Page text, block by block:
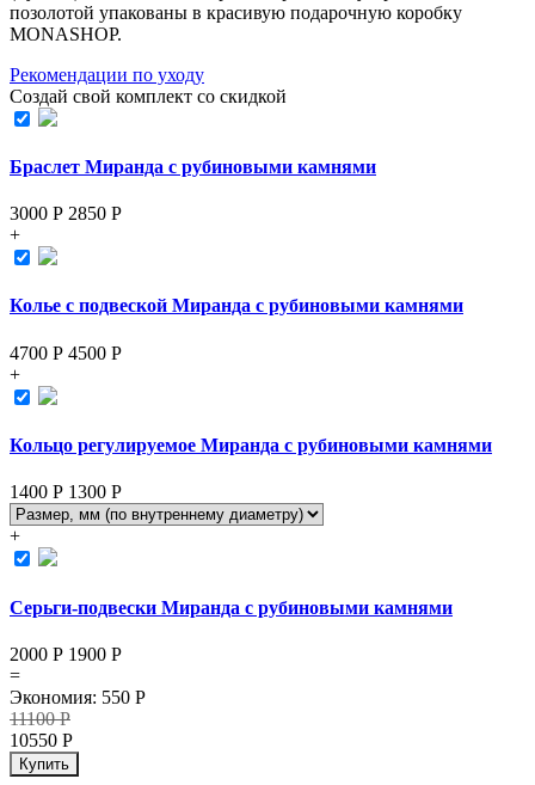
позолотой упакованы в красивую подарочную коробку
MONASHOP.
Рекомендации по уходу
Создай свой комплект со скидкой
Браслет Миранда с рубиновыми камнями
3000 Р 2850 Р
+
Колье с подвеской Миранда с рубиновыми камнями
4700 Р 4500 Р
+
Кольцо регулируемое Миранда с рубиновыми камнями
1400 Р 1300 Р
+
Серьги-подвески Миранда с рубиновыми камнями
2000 Р 1900 Р
=
Экономия: 550 Р
11100Р
10550 Р
Купить